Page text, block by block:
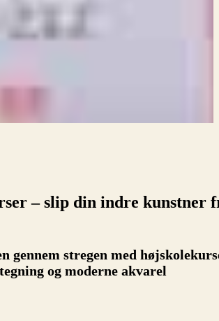
– slip din indre kunstner
gennem stregen med
tegning og moderne akvarel